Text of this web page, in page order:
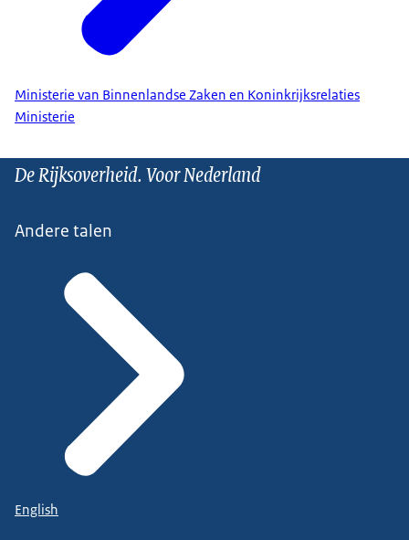
Ministerie van Binnenlandse Zaken en Koninkrijksrelaties
Ministerie
De Rijksoverheid. Voor Nederland
Andere talen
English